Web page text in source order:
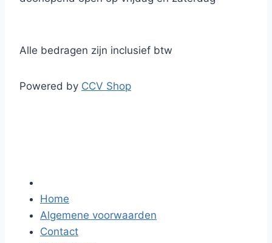
Alle bedragen zijn inclusief btw
Powered by CCV Shop
Home
Algemene voorwaarden
Contact